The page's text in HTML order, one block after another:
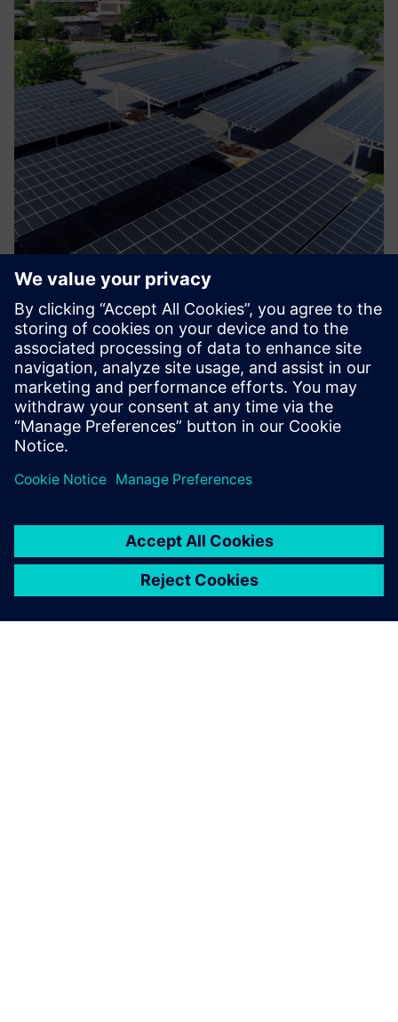
48(E) Tax Credit for Renewable
Energy and/or Battery Storage
Povečajte svoj 48/48E davčni dobropis za vgradnjo
obnovljive energije in/ali akumulatorja.
Izvedite več